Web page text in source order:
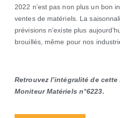
2022 n’est pas non plus un bon
ventes de matériels. La
prévisions n’existe plus
brouillés, même pour nos
Retrouvez l’intégralité de
Moniteur Matériels n°6223.